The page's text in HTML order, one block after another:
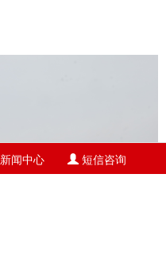
新闻中心 短信咨询